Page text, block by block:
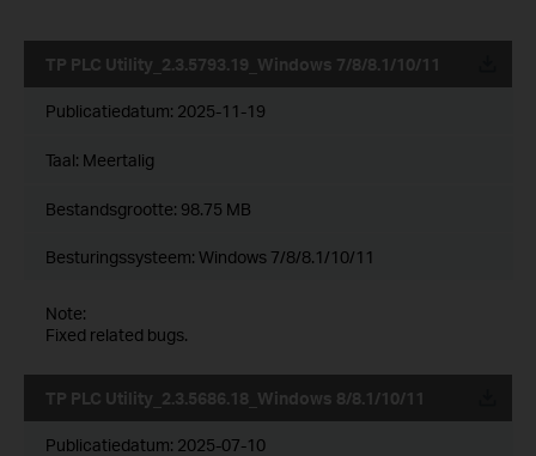
TP PLC Utility_2.3.5793.19_Windows 7/8/8.1/10/11
Publicatiedatum: 2025-11-19
Taal: Meertalig
Bestandsgrootte: 98.75 MB
Besturingssysteem: Windows 7/8/8.1/10/11
Note:
Fixed related bugs.
TP PLC Utility_2.3.5686.18_Windows 8/8.1/10/11
Publicatiedatum: 2025-07-10